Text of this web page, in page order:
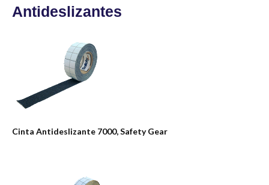
Antideslizantes
Cinta Antideslizante 7000, Safety Gear